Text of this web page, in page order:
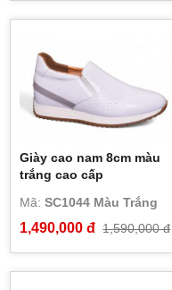
Giày cao nam 8cm màu
trắng cao cấp
Mã:SC1044 Màu Trắng
1,490,000 đ 1,590,000 đ